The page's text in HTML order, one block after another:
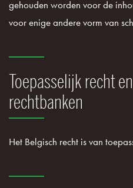
gehouden worden voor de
voor enige andere vorm van
Toepasselijk recht
rechtbanken
Het Belgisch recht is van